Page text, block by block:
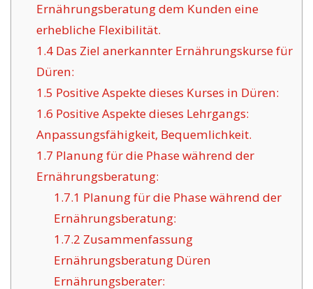
Ernährungsberatung dem Kunden eine
erhebliche Flexibilität.
1.4Das Ziel anerkannter Ernährungskurse für
Düren:
1.5 Positive Aspekte dieses Kurses in Düren:
1.6 Positive Aspekte dieses Lehrgangs:
Anpassungsfähigkeit, Bequemlichkeit.
1.7 Planung für die Phase während der
Ernährungsberatung:
1.7.1 Planung für die Phase während der
Ernährungsberatung:
1.7.2 Zusammenfassung
Ernährungsberatung Düren
Ernährungsberater: